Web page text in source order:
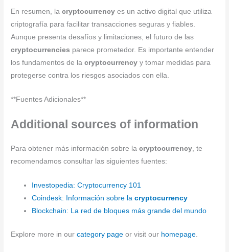
En resumen, lacryptocurrency es un activo digital que utiliza
criptografía para facilitar transacciones seguras y fiables.
Aunque presenta desafíos y limitaciones, el futuro de las
cryptocurrencies parece prometedor. Es importante entender
los fundamentos de lacryptocurrency y tomar medidas para
protegerse contra los riesgos asociados con ella.
**Fuentes Adicionales**
Additional sources of information
Para obtener más información sobre lacryptocurrency, te
recomendamos consultar las siguientes fuentes:
Investopedia: Cryptocurrency 101
Coindesk: Información sobre lacryptocurrency
Blockchain: La red de bloques más grande del mundo
Explore more in ourcategory page or visit our homepage